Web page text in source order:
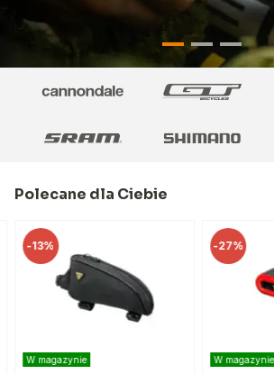
Polecane dla Ciebie
-13%
W magazynie
-27%
W magazynie